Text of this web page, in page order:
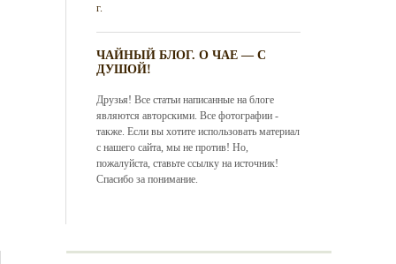
г.
ЧАЙНЫЙ БЛОГ. О ЧАЕ — С
ДУШОЙ!
Друзья! Все статьи написанные на блоге
являются авторскими. Все фотографии -
также. Если вы хотите использовать материал
с нашего сайта, мы не против! Но,
пожалуйста, ставьте ссылку на источник!
Спасибо за понимание.